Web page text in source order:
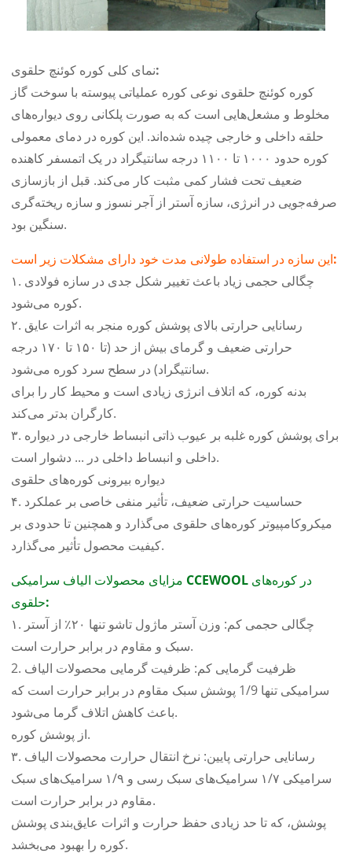
نمای کلی کوره کوئنچ حلقوی:
کوره کوئنچ حلقوی نوعی کوره عملیاتی پیوسته با سوخت گاز
مخلوط و مشعل‌هایی است که به صورت پلکانی روی دیواره‌های
حلقه داخلی و خارجی چیده شده‌اند. این کوره در دمای معمولی
کوره حدود ۱۰۰۰ تا ۱۱۰۰ درجه سانتیگراد در یک اتمسفر کاهنده
ضعیف تحت فشار کمی مثبت کار می‌کند. قبل از بازسازی
صرفه‌جویی در انرژی، سازه آستر از آجر نسوز و سازه ریخته‌گری
سنگین بود.
این سازه در استفاده طولانی مدت خود دارای مشکلات زیر است:
۱. چگالی حجمی زیاد باعث تغییر شکل جدی در سازه فولادی
کوره می‌شود.
۲. رسانایی حرارتی بالای پوشش کوره منجر به اثرات عایق
حرارتی ضعیف و گرمای بیش از حد (تا ۱۵۰ تا ۱۷۰ درجه
سانتیگراد) در سطح سرد کوره می‌شود.
بدنه کوره، که اتلاف انرژی زیادی است و محیط کار را برای
کارگران بدتر می‌کند.
۳. برای پوشش کوره غلبه بر عیوب ذاتی انبساط خارجی در دیواره
داخلی و انبساط داخلی در ... دشوار است.
دیواره بیرونی کوره‌های حلقوی
۴. حساسیت حرارتی ضعیف، تأثیر منفی خاصی بر عملکرد
میکروکامپیوتر کوره‌های حلقوی می‌گذارد و همچنین تا حدودی بر
کیفیت محصول تأثیر می‌گذارد.
مزایای محصولات الیاف سرامیکی CCEWOOL در کوره‌های
حلقوی:
۱. چگالی حجمی کم: وزن آستر ماژول تاشو تنها ۲۰٪ از آستر
سبک و مقاوم در برابر حرارت است.
2. ظرفیت گرمایی کم: ظرفیت گرمایی محصولات الیاف
سرامیکی تنها 1/9 پوشش سبک مقاوم در برابر حرارت است که
باعث کاهش اتلاف گرما می‌شود.
از پوشش کوره.
۳. رسانایی حرارتی پایین: نرخ انتقال حرارت محصولات الیاف
سرامیکی ۱/۷ سرامیک‌های سبک رسی و ۱/۹ سرامیک‌های سبک
مقاوم در برابر حرارت است.
پوشش، که تا حد زیادی حفظ حرارت و اثرات عایق‌بندی پوشش
کوره را بهبود می‌بخشد.